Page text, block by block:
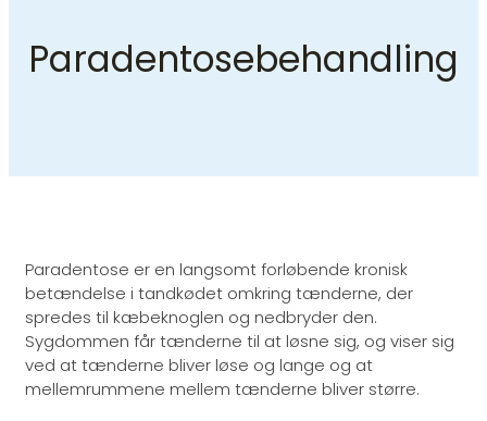
Paradentosebehandling
​Paradentose er en langsomt forløbende kronisk
betændelse i tandkødet omkring tænderne, der
spredes til kæbeknoglen og nedbryder den.
Sygdommen får tænderne til at løsne sig, og viser sig
ved at tænderne bliver løse og lange og at
mellemrummene mellem tænderne bliver større.​